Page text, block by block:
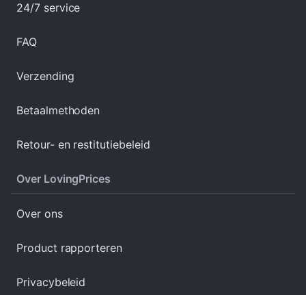
24/7 service
FAQ
Verzending
Betaalmethoden
Retour- en restitutiebeleid
Over LovingPrices
Over ons
Product rapporteren
Privacybeleid